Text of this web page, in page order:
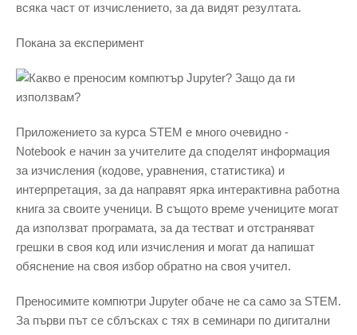
всяка част от изчислението, за да видят резултата.
Покана за експеримент
Приложението за курса STEM е много очевидно -
Notebook е начин за учителите да споделят информация
за изчисления (кодове, уравнения, статистика) и
интерпретация, за да направят ярка интерактивна работна
книга за своите ученици. В същото време учениците могат
да използват програмата, за да тестват и отстраняват
грешки в своя код или изчисления и могат да напишат
обяснение на своя избор обратно на своя учител.
Преносимите компютри Jupyter обаче не са само за STEM.
За първи път се сблъсках с тях в семинари по дигитални